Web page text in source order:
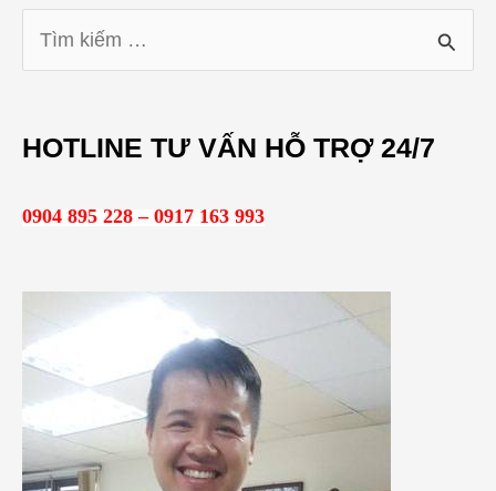
i
m
HOTLINE TƯ VẤN HỖ TRỢ 24/7
0904 895 228 – 0917 163 993